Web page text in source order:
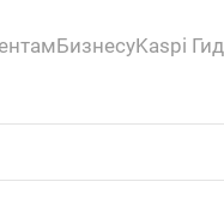
БизнесуKaspi Гид